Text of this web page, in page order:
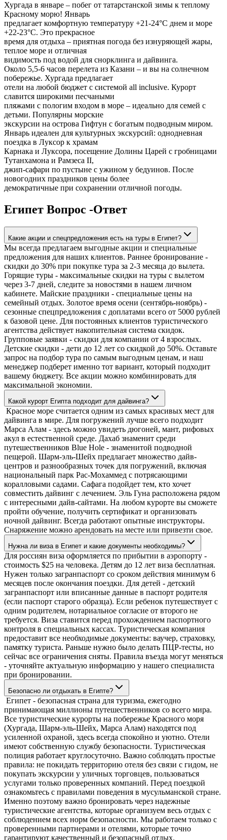
Хургада в январе – побег от татарстанской зимы к теплому
Красному морю! Январь
предлагает комфортную температуру +21-24°C днем и море
+22-23°C. Это прекрасное
время для отдыха – приятная погода без изнуряющей жары,
теплое море и отличная
видимость под водой для снорклинга и дайвинга.
Около 5,5-6 часов перелета из Казани – и вы на солнечном
побережье. Хургада предлагает
отели на любой бюджет с системой all inclusive. Курорт
славится широкими песчаными
пляжами с пологим входом в море – идеально для семей с
детьми. Популярны морские
экскурсии на острова Гифтун с богатым подводным миром.
Январь идеален для культурных экскурсий: однодневная
поездка в Луксор к храмам
Карнака и Луксора, посещение Долины Царей с гробницами
Тутанхамона и Рамзеса II,
джип-сафари по пустыне с ужином у бедуинов. После
новогодних праздников цены более
демократичные при сохранении отличной погоды.
Египет Вопрос -Ответ
Какие акции и спецпредложения есть на туры в Египет?
Мы всегда предлагаем выгодные акции и специальные
предложения для наших клиентов. Раннее бронирование -
скидки до 30% при покупке тура за 2-3 месяца до вылета.
Горящие туры - максимальные скидки на туры с вылетом
через 3-7 дней, следите за новостями в нашем личном
кабинете. Майские праздники - специальные цены на
семейный отдых. Золотое время осени (сентябрь-ноябрь) -
сезонные спецпредложения с доплатами всего от 5000 рублей
к базовой цене. Для постоянных клиентов туристического
агентства действует накопительная система скидок.
Групповые заявки - скидки для компании от 4 взрослых.
Детские скидки - дети до 12 лет со скидкой до 50%. Оставьте
запрос на подбор тура по самым выгодным ценам, и наш
менеджер подберет именно тот вариант, который подходит
вашему бюджету. Все акции можно комбинировать для
максимальной экономии.
Какой курорт Египта подходит для дайвинга?
Красное море считается одним из самых красивых мест для
дайвинга в мире. Для погружений лучше всего подходит
Марса Алам - здесь можно увидеть дюгоней, мант, рифовых
акул в естественной среде. Дахаб знаменит среди
путешественников Blue Hole - знаменитой подводной
пещерой. Шарм-эль-Шейх предлагает множество дайв-
центров и разнообразных точек для погружений, включая
национальный парк Рас-Мохаммед с потрясающими
коралловыми садами. Сафага подойдет тем, кто хочет
совместить дайвинг с лечением. Эль Гуна расположена рядом
с интересными дайв-сайтами. На любом курорте вы сможете
пройти обучение, получить сертификат и организовать
ночной дайвинг. Всегда работают опытные инструкторы.
Снаряжение можно арендовать на месте или привезти свое.
Нужна ли виза в Египет и какие документы необходимы?
Для россиян виза оформляется по прибытии в аэропорту -
стоимость $25 на человека. Детям до 12 лет виза бесплатная.
Нужен только загранпаспорт со сроком действия минимум 6
месяцев после окончания поездки. Для детей - детский
загранпаспорт или вписанные данные в паспорт родителя
(если паспорт старого образца). Если ребенок путешествует с
одним родителем, нотариальное согласие от второго не
требуется. Виза ставится перед прохождением паспортного
контроля в специальных кассах. Туристическая компания
предоставит все необходимые документы: ваучер, страховку,
памятку туриста. Раньше нужно было делать ПЦР-тесты, но
сейчас все ограничения сняты. Правила въезда могут меняться
- уточняйте актуальную информацию у нашего специалиста
при бронировании.
Безопасно ли отдыхать в Египте?
Египет - безопасная страна для туризма, ежегодно
принимающая миллионы путешественников со всего мира.
Все туристические курорты на побережье Красного моря
(Хургада, Шарм-эль-Шейх, Марса Алам) находятся под
усиленной охраной, здесь всегда спокойно и уютно. Отели
имеют собственную службу безопасности. Туристическая
полиция работает круглосуточно. Важно соблюдать простые
правила: не покидать территорию отеля без связи с гидом, не
покупать экскурсии у уличных торговцев, пользоваться
услугами только проверенных компаний. Перед поездкой
ознакомьтесь с правилами поведения в мусульманской стране.
Именно поэтому важно бронировать через надежные
туристические агентства, которые организуем весь отдых с
соблюдением всех норм безопасности. Мы работаем только с
проверенными партнерами и отелями, которые точно
гарантируют качественный и безопасный отдых.